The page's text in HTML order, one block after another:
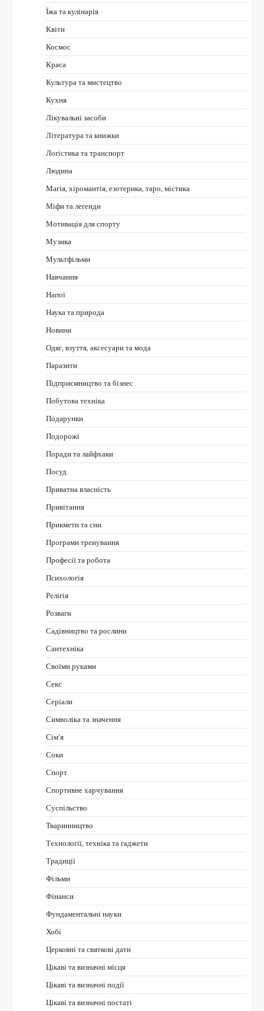
Їжа та кулінарія
Квіти
Космос
Краса
Культура та мистецтво
Кухня
Лікувальні засоби
Література та книжки
Логістика та транспорт
Людина
Магія, хіромантія, езотерика, таро, містика
Міфи та легенди
Мотивація для спорту
Музика
Мультфільми
Навчання
Напої
Наука та природа
Новини
Одяг, взуття, аксесуари та мода
Паразити
Підприємництво та бізнес
Побутова техніка
Подарунки
Подорожі
Поради та лайфхаки
Посуд
Приватна власність
Привітання
Прикмети та сни
Програми тренування
Професії та робота
Психологія
Релігія
Розваги
Садівництво та рослини
Сантехніка
Своїми руками
Секс
Серіали
Символіка та значення
Сім’я
Соки
Спорт
Спортивне харчування
Суспільство
Тваринництво
Технології, техніка та гаджети
Традиції
Фільми
Фінанси
Фундаментальні науки
Хобі
Церковні та святкові дати
Цікаві та визначні місця
Цікаві та визначні події
Цікаві та визначні постаті